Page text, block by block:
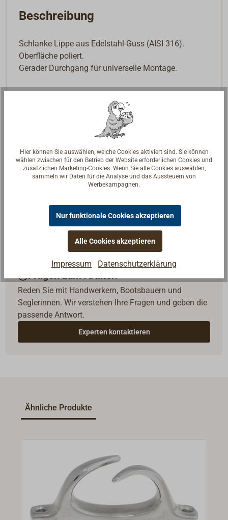
Beschreibung
Schlanke Lippe aus Edelstahl-Guss (AISI 316).
Oberfläche poliert.
Gerader Durchgang für universelle Montage.
Fragen zum Artikel?
Reden Sie mit Handwerkern, Bootsbauern und
Seglerinnen. Wir verstehen Ihre Fragen und geben die
passende Antwort.
Experten kontaktieren
Ähnliche Produkte
Hier können Sie auswählen, welche Cookies aktiviert sind. Sie können
wählen zwischen für den Betrieb der Website erforderlichen Cookies und
zusätzlichen Marketing-Cookies. Wenn Sie alle Cookies auswählen,
sammeln wir Daten für die Analyse und das Aussteuern von
Werbekampagnen.
Nur funktionale Cookies akzeptieren
Alle Cookies akzeptieren
Impressum Datenschutzerklärung